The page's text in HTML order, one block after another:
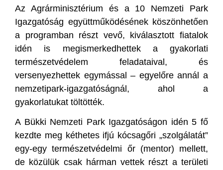
Az Agrárminisztérium és a 10 Nemzeti Park
Igazgatóság együttműködésének köszönhetően
a programban részt vevő, kiválasztott fiatalok
idén is megismerkedhettek a gyakorlati
természetvédelem feladataival, és
versenyezhettek egymással – egyelőre annál a
nemzetipark-igazgatóságnál, ahol a
gyakorlatukat töltötték.
A Bükki Nemzeti Park Igazgatóságon idén 5 fő
kezdte meg kéthetes ifjú kócsagőri „szolgálatát”
egy-egy természetvédelmi őr (mentor) mellett,
de közülük csak hárman vettek részt a területi